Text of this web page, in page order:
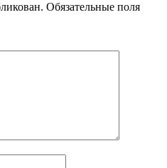
Обязательные поля